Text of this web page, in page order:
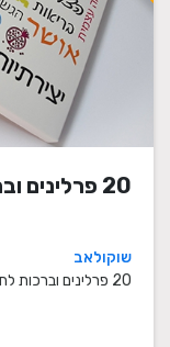
20 פרלינים וברכות לחג
שוקולאב
20 פרלינים וברכות לחג